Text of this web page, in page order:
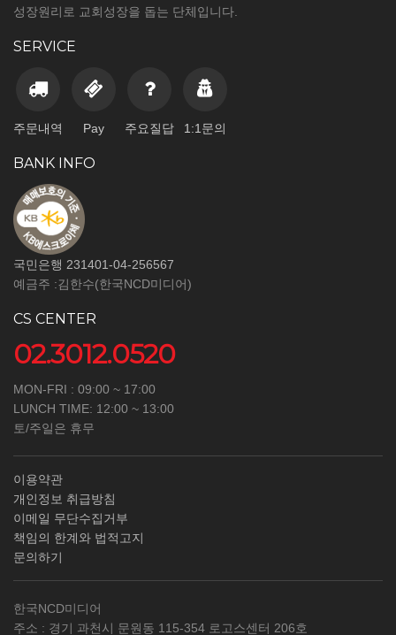
성장원리로 교회성장을 돕는 단체입니다.
SERVICE
주문내역 Pay 주요질답 1:1문의
BANK INFO
국민은행 231401-04-256567
예금주 :김한수(한국NCD미디어)
CS CENTER
02.3012.0520
MON-FRI : 09:00 ~ 17:00
LUNCH TIME: 12:00 ~ 13:00
토/주일은 휴무
이용약관
개인정보 취급방침
이메일 무단수집거부
책임의 한계와 법적고지
문의하기
한국NCD미디어
주소 : 경기 과천시 문원동 115-354 로고스센터 206호